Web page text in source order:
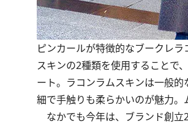
ピンカールが特徴的なブークレ
スキンの2種類を使用することで
ート。ラコンラムスキンは一般
細で手触りも柔らかいのが魅力。
なかでも今年は、ブランド創立